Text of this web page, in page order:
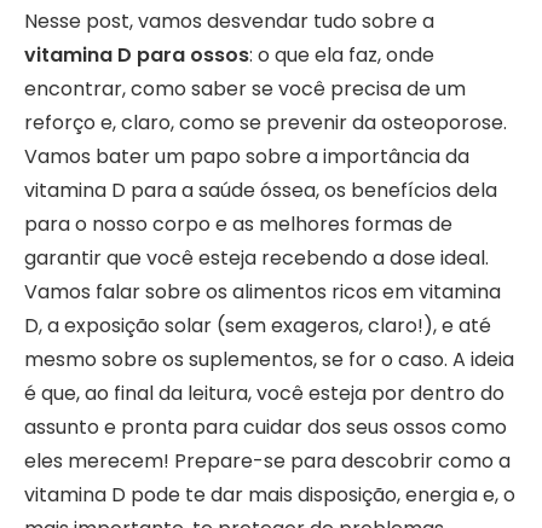
Nesse post, vamos desvendar tudo sobre a
vitamina D para ossos: o que ela faz, onde
encontrar, como saber se você precisa de um
reforço e, claro, como se prevenir da osteoporose.
Vamos bater um papo sobre a importância da
vitamina D para a saúde óssea, os benefícios dela
para o nosso corpo e as melhores formas de
garantir que você esteja recebendo a dose ideal.
Vamos falar sobre os alimentos ricos em vitamina
D, a exposição solar (sem exageros, claro!), e até
mesmo sobre os suplementos, se for o caso. A ideia
é que, ao final da leitura, você esteja por dentro do
assunto e pronta para cuidar dos seus ossos como
eles merecem! Prepare-se para descobrir como a
vitamina D pode te dar mais disposição, energia e, o